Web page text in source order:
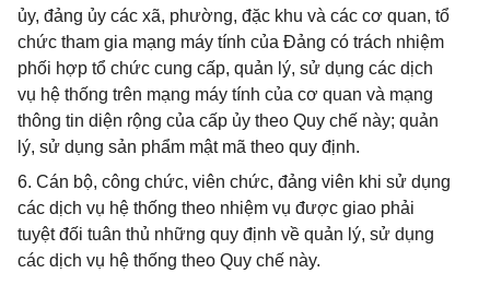
ủy, đảng ủy các xã, phường, đặc khu và các cơ quan, tổ
chức tham gia mạng máy tính của Đảng có trách nhiệm
phối hợp tổ chức cung cấp, quản lý, sử dụng các dịch
vụ hệ thống trên mạng máy tính của cơ quan và mạng
thông tin diện rộng của cấp ủy theo Quy chế này; quản
lý, sử dụng sản phẩm mật mã theo quy định.
6. Cán bộ, công chức, viên chức, đảng viên khi sử dụng
các dịch vụ hệ thống theo nhiệm vụ được giao phải
tuyệt đối tuân thủ những quy định về quản lý, sử dụng
các dịch vụ hệ thống theo Quy chế này.